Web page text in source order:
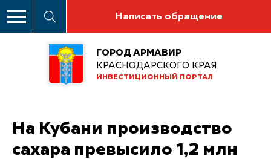
Написать обращение
ГОРОД АРМАВИР
КРАСНОДАРСКОГО КРАЯ
ИНВЕСТИЦИОННЫЙ ПОРТАЛ
На Кубани производство
сахара превысило 1,2 млн